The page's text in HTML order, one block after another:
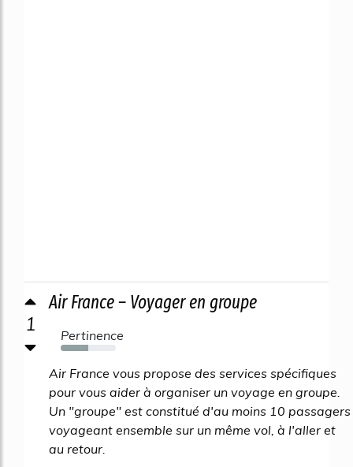
1
Air France – Voyager en groupe
Pertinence
50%
Air France vous propose des services spécifiques
pour vous aider à organiser un voyage en groupe.
Un "groupe" est constitué d'au moins 10 passagers
voyageant ensemble sur un même vol, à l'aller et
au retour.